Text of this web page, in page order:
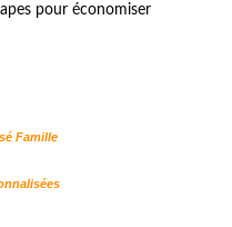
pour économiser
Famille